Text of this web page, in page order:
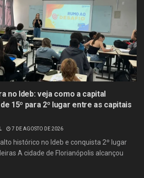
no Ideb: veja como a capital
15º para 2º lugar entre as capitais
7 DE AGOSTO DE 2026
histórico no Ideb e conquista 2º lugar
A cidade de Florianópolis alcançou